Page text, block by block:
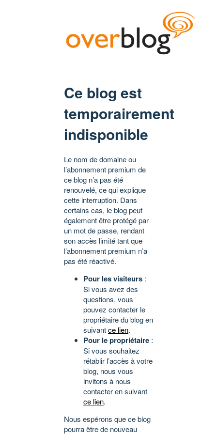
Ce blog est
temporairement
indisponible
Le nom de domaine ou
l’abonnement premium de
ce blog n’a pas été
renouvelé, ce qui explique
cette interruption. Dans
certains cas, le blog peut
également être protégé par
un mot de passe, rendant
son accès limité tant que
l’abonnement premium n’a
pas été réactivé.
Pour les visiteurs :
Si vous avez des
questions, vous
pouvez contacter le
propriétaire du blog en
suivantce lien.
Pour le propriétaire :
Si vous souhaitez
rétablir l’accès à votre
blog, nous vous
invitons à nous
contacter en suivant
ce lien.
Nous espérons que ce blog
pourra être de nouveau